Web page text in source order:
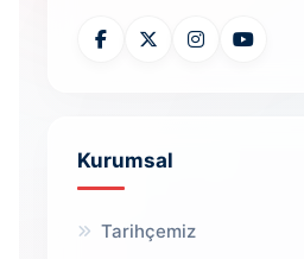
Kurumsal
Tarihçemiz